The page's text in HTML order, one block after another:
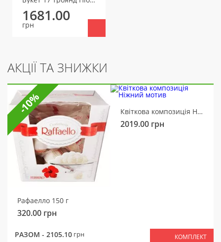
1681.00
грн
АКЦІЇ ТА ЗНИЖКИ
Рафаелло 150 г
320.00 грн
Квіткова композиція Ніжний мотив
2019.00 грн
РАЗОМ - 2105.10 грн КОМПЛЕКТ
-10%